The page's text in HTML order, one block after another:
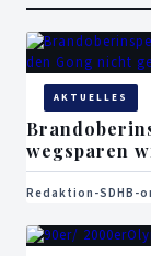
AKTUELLES
wegsparen
Redaktion-SDHB-